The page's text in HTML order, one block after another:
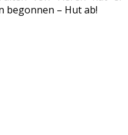
begonnen – Hut ab!